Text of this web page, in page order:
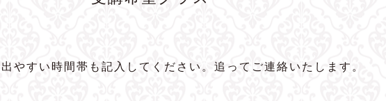
やすい時間帯も記入してください。追ってご連絡いたします。